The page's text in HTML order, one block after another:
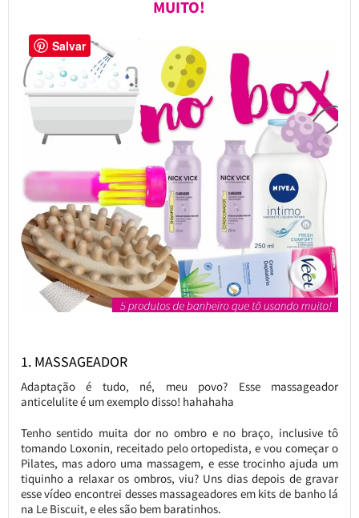
MUITO!
1. MASSAGEADOR
Adaptação é tudo, né, meu povo? Esse massageador
anticelulite é um exemplo disso! hahahaha
Tenho sentido muita dor no ombro e no braço, inclusive tô
tomando Loxonin, receitado pelo ortopedista, e vou começar o
Pilates, mas adoro uma massagem, e esse trocinho ajuda um
tiquinho a relaxar os ombros, viu? Uns dias depois de gravar
esse vídeo encontrei desses massageadores em kits de banho lá
na Le Biscuit, e eles são bem baratinhos.
Salvar